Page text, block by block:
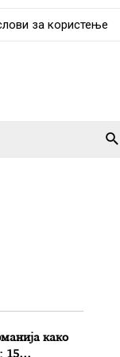
за користење
како
15